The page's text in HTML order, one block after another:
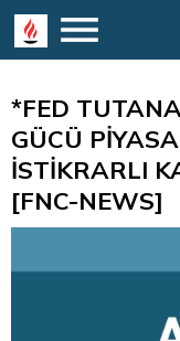
*FED
GÜCÜ
İSTİKRARLI
[FNC-NEWS]